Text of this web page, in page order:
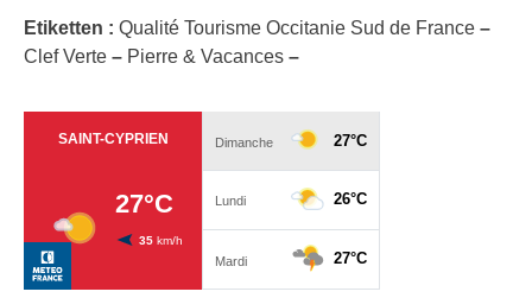
Etiketten : Qualité Tourisme Occitanie Sud de France –
Clef Verte – Pierre & Vacances –